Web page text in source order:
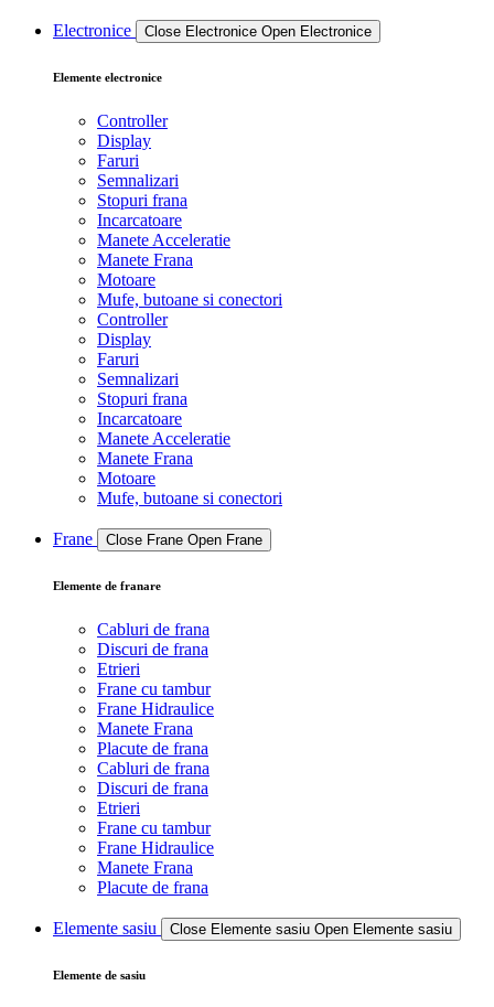
Electronice Close Electronice Open Electronice
Elemente electronice
Controller
Display
Faruri
Semnalizari
Stopuri frana
Incarcatoare
Manete Acceleratie
Manete Frana
Motoare
Mufe, butoane si conectori
Controller
Display
Faruri
Semnalizari
Stopuri frana
Incarcatoare
Manete Acceleratie
Manete Frana
Motoare
Mufe, butoane si conectori
Frane Close Frane Open Frane
Elemente de franare
Cabluri de frana
Discuri de frana
Etrieri
Frane cu tambur
Frane Hidraulice
Manete Frana
Placute de frana
Cabluri de frana
Discuri de frana
Etrieri
Frane cu tambur
Frane Hidraulice
Manete Frana
Placute de frana
Elemente sasiu Close Elemente sasiu Open Elemente sasiu
Elemente de sasiu